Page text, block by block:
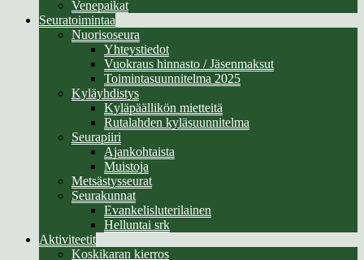
Venepaikat
Seuratoimintaa
Nuorisoseura
Yhteystiedot
Vuokraus hinnasto / Jäsenmaksut
Toimintasuunnitelma 2025
Kyläyhdistys
Kyläpäällikön mietteitä
Rutalahden kyläsuunnitelma
Seurapiiri
Ajankohtaista
Muistoja
Metsästysseurat
Seurakunnat
Evankelisluterilainen
Helluntai srk
Aktiviteetit
Koskikaran kierros